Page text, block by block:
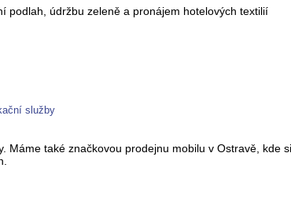
podlah, údržbu zeleně a pronájem hotelových textilií
služby
také značkovou prodejnu mobilu v Ostravě, kde